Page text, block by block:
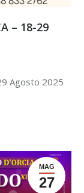
– 18-29
Agosto 2025
MAG
27